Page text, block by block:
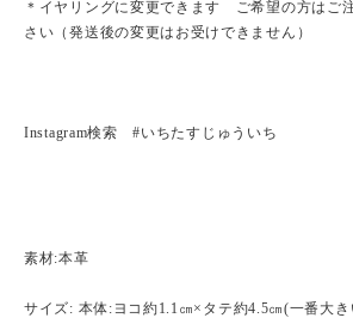
＊イヤリングに変更できます ご希望の方はご
さい（発送後の変更はお受けできません）
Instagram検索 #いちたすじゅういち
素材:本革
サイズ: 本体:ヨコ約1.1㎝×タテ約4.5㎝(一番大き